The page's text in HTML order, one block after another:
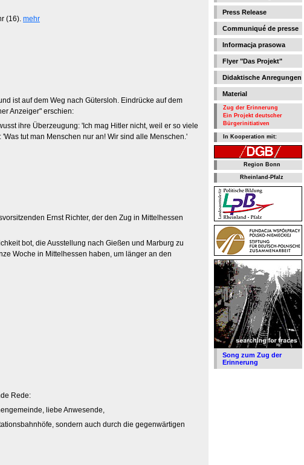
Press Release
Communiqué de presse
Informacja prasowa
Flyer "Das Projekt"
Didaktische Anregungen
Material
Zug der Erinnerung
Ein Projekt deutscher
Bürgerinitiativen
In Kooperation mit:
Region Bonn
Rheinland-Pfalz
Song zum Zug der
Erinnerung
(16). mehr
ist auf dem Weg nach Gütersloh. Eindrücke auf dem
Anzeiger" erschien:
ihre Überzeugung: 'Ich mag Hitler nicht, weil er so viele
tut man Menschen nur an! Wir sind alle Menschen.'
Ernst Richter, der den Zug in Mittelhessen
bot, die Ausstellung nach Gießen und Marburg zu
Woche in Mittelhessen haben, um länger an den
Rede:
liebe Anwesende,
sondern auch durch die gegenwärtigen